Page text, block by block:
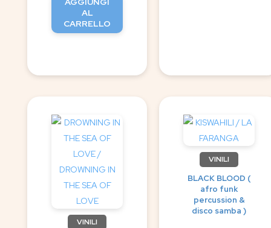
AL
CARRELLO
VINILI
VINILI
BLACK BLOOD (
afro funk
percussion &
disco samba )